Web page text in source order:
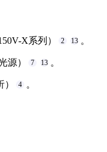
X系列） 2 13 。
源） 7 13 。
4 。